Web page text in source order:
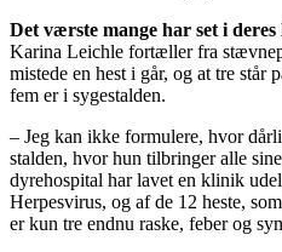
Det værste mange har set i deres
Karina Leichle fortæller fra
mistede en hest i går, og at tre står
fem er i sygestalden.
– Jeg kan ikke formulere, hvor
stalden, hvor hun tilbringer alle
dyrehospital har lavet en klinik
Herpesvirus, og af de 12 heste,
er kun tre endnu raske, feber og